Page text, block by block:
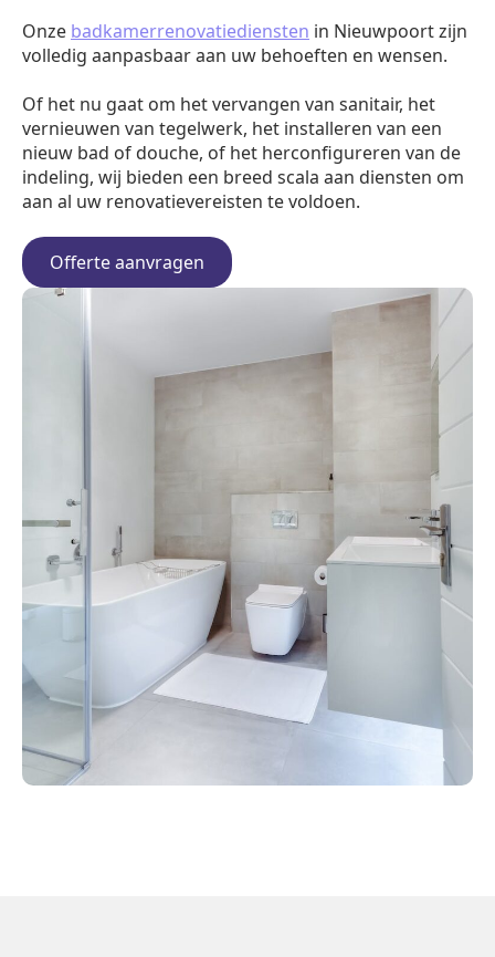
Onze badkamerrenovatiediensten in Nieuwpoort zijn
volledig aanpasbaar aan uw behoeften en wensen.
Of het nu gaat om het vervangen van sanitair, het
vernieuwen van tegelwerk, het installeren van een
nieuw bad of douche, of het herconfigureren van de
indeling, wij bieden een breed scala aan diensten om
aan al uw renovatievereisten te voldoen.
Offerte aanvragen